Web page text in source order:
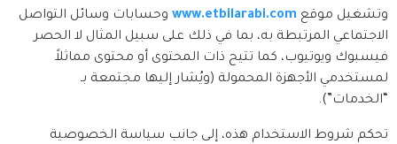
وتشغيل موقع www.etbilarabi.com وحسابات وسائل التواصل
الاجتماعي المرتبطة به، بما في ذلك على سبيل المثال لا الحصر
فيسبوك ويوتيوب، كما تتيح ذات المحتوى أو محتوى مماثلاً
لمستخدمي الأجهزة المحمولة (ويُشار إليها مجتمعة بـ
“الخدمات”).
تحكم شروط الاستخدام هذه، إلى جانب سياسة الخصوصية